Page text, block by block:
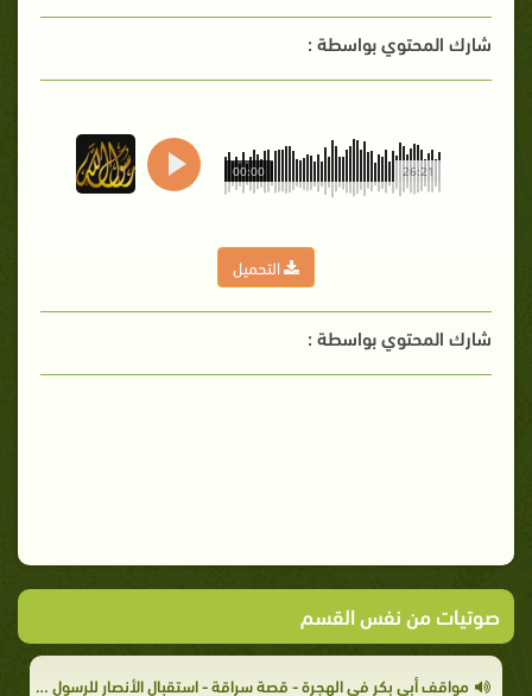
شارك المحتوي بواسطة :
26:21
00:00
التحميل
شارك المحتوي بواسطة :
صوتيات من نفس القسم
مواقف أبي بكر في الهجرة - قصة سراقة - استقبال الأنصار للرسول صلى الله عليه وسلم